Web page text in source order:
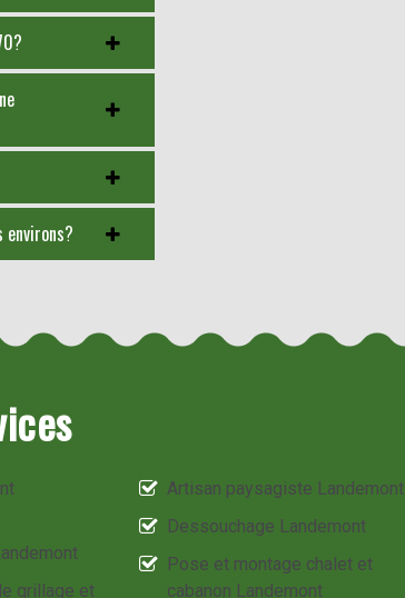
grillage et
Artisan paysagiste Landemont
Dessouchage Landemont
Pose et montage chalet et
cabanon Landemont